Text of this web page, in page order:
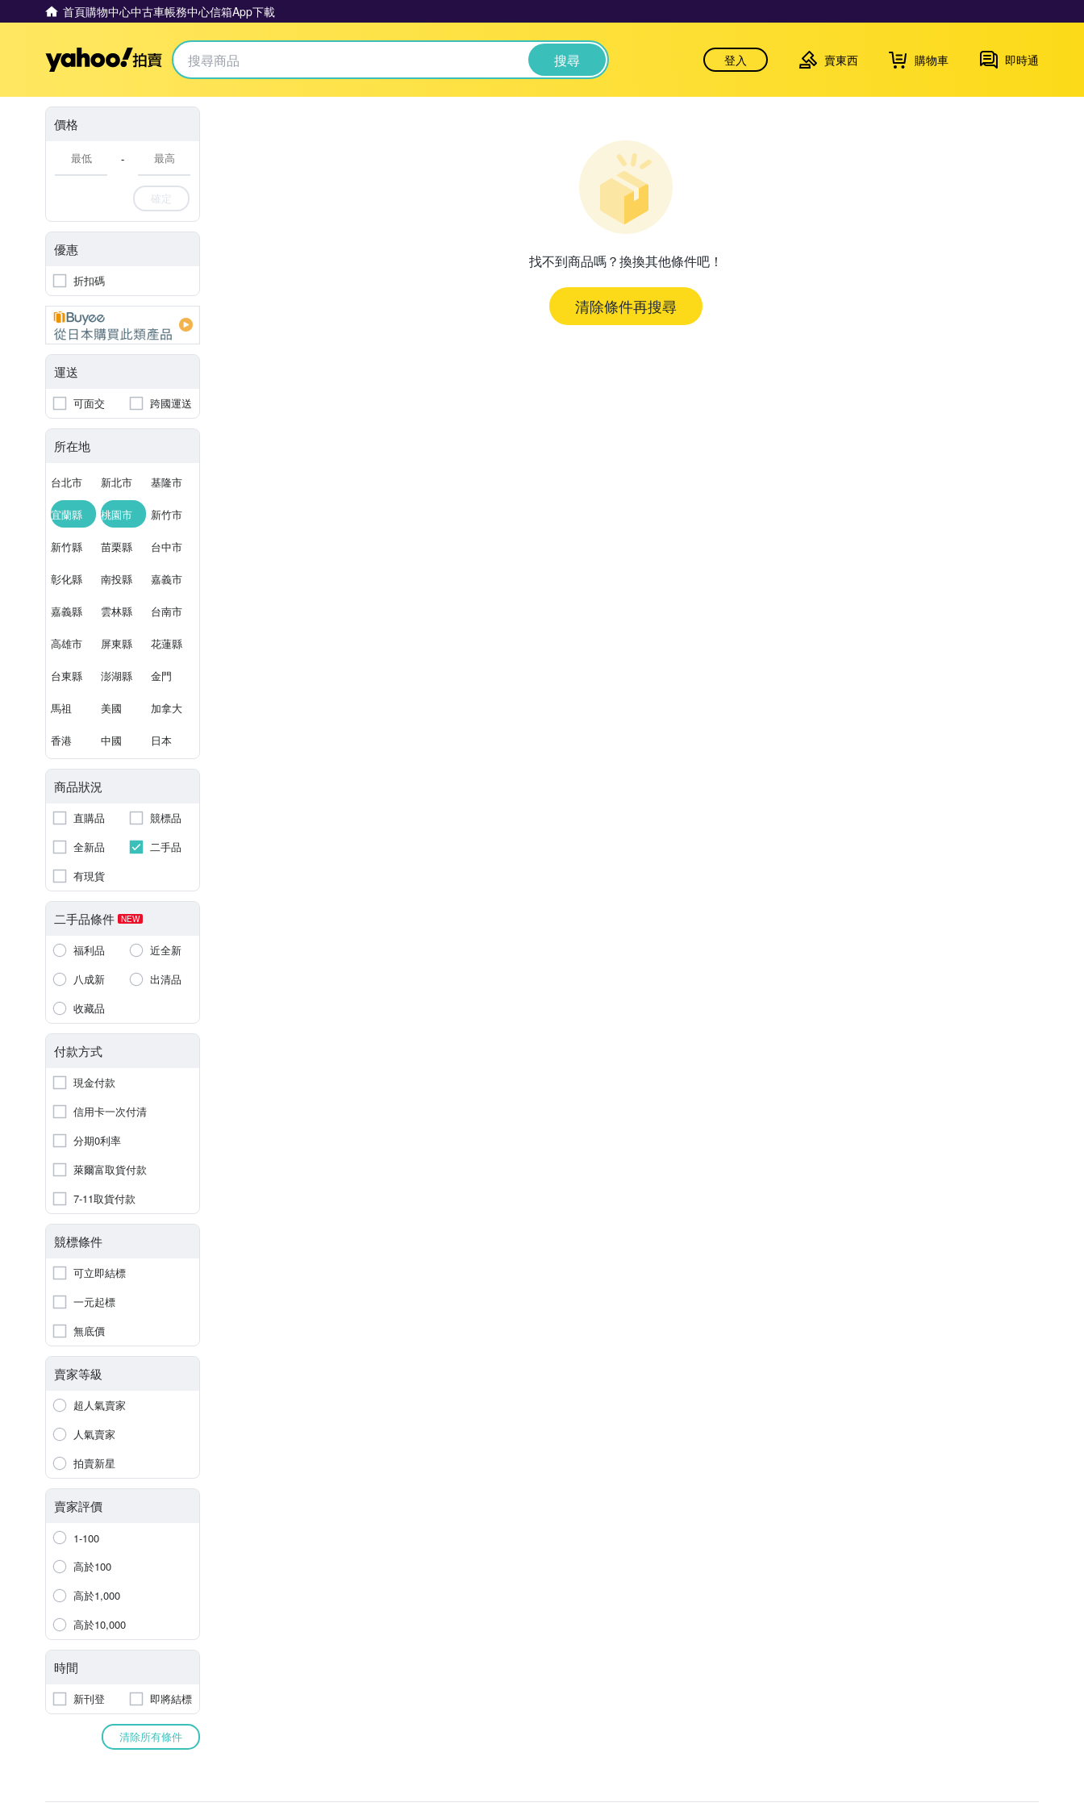
首頁購物中心中古車帳務中心信箱App下載
Yahoo拍賣 搜尋 登入 賣東西 購物車 即時通
價格
-
確定
優惠
折扣碼
運送
可面交 跨國運送
所在地
台北市 新北市 基隆市
宜蘭縣 桃園市 新竹市
新竹縣 苗栗縣 台中市
彰化縣 南投縣 嘉義市
嘉義縣 雲林縣 台南市
高雄市 屏東縣 花蓮縣
台東縣 澎湖縣 金門
馬祖 美國 加拿大
香港 中國 日本
商品狀況
直購品
競標品
全新品
二手品
有現貨
二手品條件 NEW
福利品
近全新
八成新
出清品
收藏品
付款方式
現金付款
信用卡一次付清
分期0利率
萊爾富取貨付款
7-11取貨付款
競標條件
可立即結標
一元起標
無底價
賣家等級
超人氣賣家
人氣賣家
拍賣新星
賣家評價
1-100
高於100
高於1,000
高於10,000
時間
新刊登 即將結標
清除所有條件
找不到商品嗎？換換其他條件吧！
清除條件再搜尋